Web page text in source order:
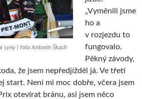
syny | foto Antonín Škach
„Vyměnili jsme
ho a
v rozjezdu to
fungovalo.
Pěkný závody,
že jsem nepředjížděl já. Ve třetí
start. Není mi moc dobře, včera jsem
otevírat bránu, asi jsem něco